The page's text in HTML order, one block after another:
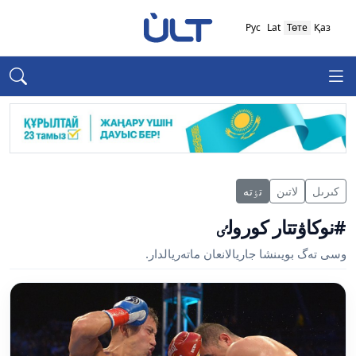
Қаз
Төте
Lat
Рус
كىرىل لاتىن تٶتە
#نوكاۋتتار كورولٸ
وسى تەگ بويىنشا جاريالانعان ماتەريالدار.